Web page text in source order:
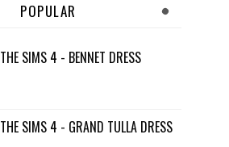
POPULAR
THE SIMS 4 - BENNET DRESS
THE SIMS 4 - GRAND TULLA DRESS